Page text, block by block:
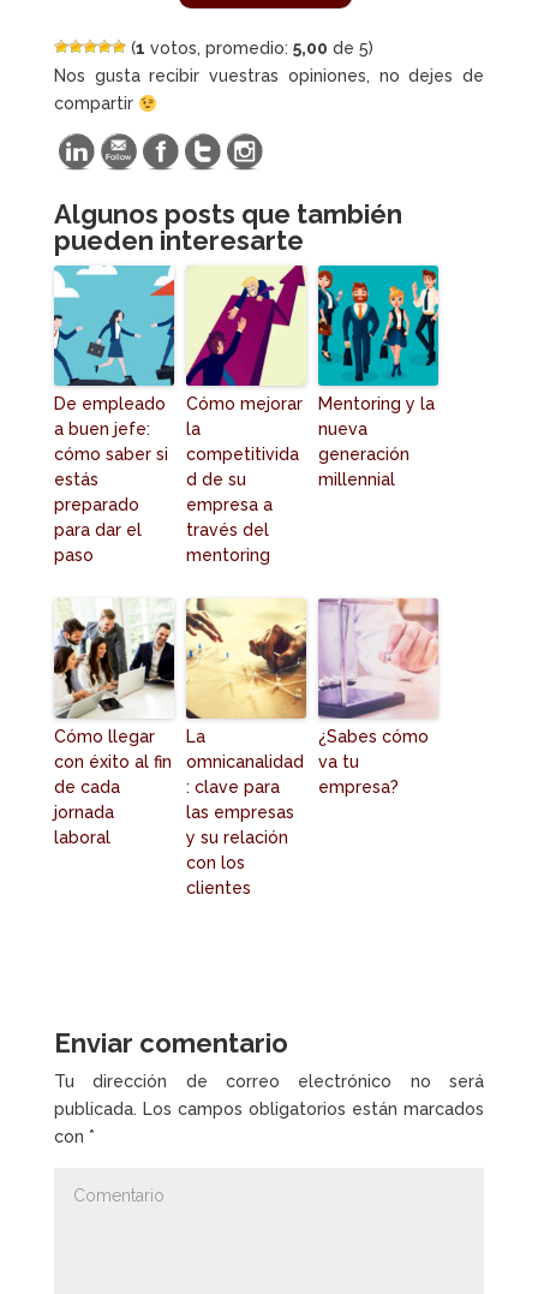
(1 votos, promedio: 5,00 de 5)
Nos gusta recibir vuestras opiniones, no dejes de
compartir
Algunos posts que también
pueden interesarte
De empleado
a buen jefe:
cómo saber si
estás
preparado
para dar el
paso
Cómo mejorar
la
competitivida
d de su
empresa a
través del
mentoring
Mentoring y la
nueva
generación
millennial
Cómo llegar
con éxito al fin
de cada
jornada
laboral
La
omnicanalidad
: clave para
las empresas
y su relación
con los
clientes
¿Sabes cómo
va tu
empresa?
Enviar comentario
Tu dirección de correo electrónico no será
publicada. Los campos obligatorios están marcados
con *